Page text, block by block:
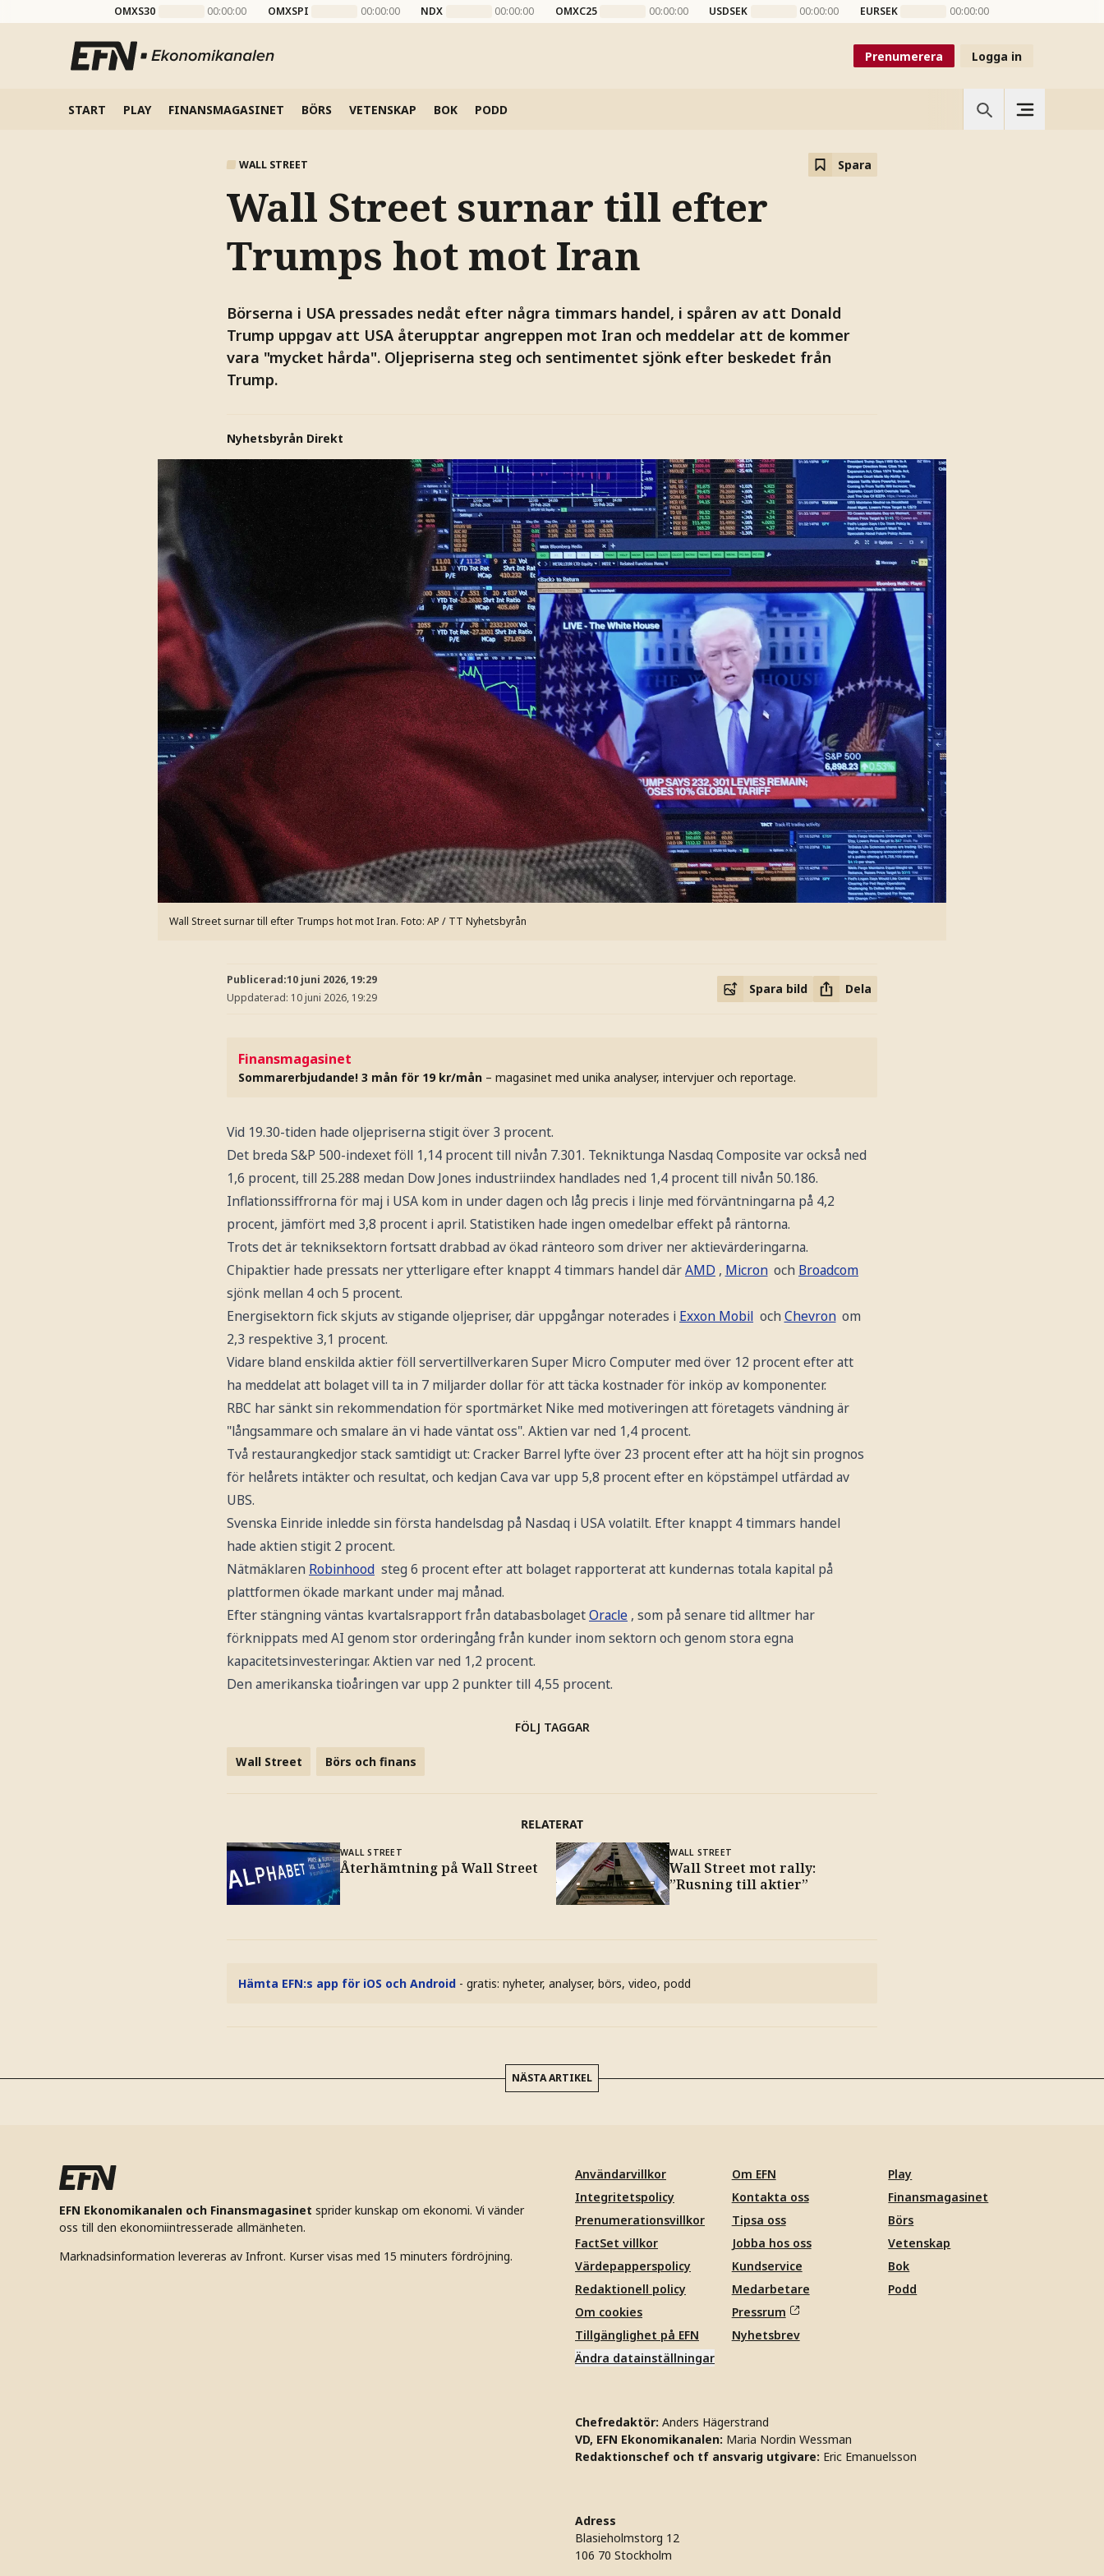
OMXS30 00:00:00 OMXSPI 00:00:00 NDX 00:00:00 OMXC25 00:00:00 USDSEK 00:00:00 EURSEK 00:00:00
Prenumerera Logga in
START PLAY FINANSMAGASINET BÖRS VETENSKAP BOK PODD
WALL STREET Spara
Wall Street surnar till efter
Trumps hot mot Iran
Börserna i USA pressades nedåt efter några timmars handel, i spåren av att Donald
Trump uppgav att USA återupptar angreppen mot Iran och meddelar att de kommer
vara "mycket hårda". Oljepriserna steg och sentimentet sjönk efter beskedet från
Trump.
Nyhetsbyrån Direkt
Wall Street surnar till efter Trumps hot mot Iran. Foto: AP / TT Nyhetsbyrån
Publicerad:10 juni 2026, 19:29
Uppdaterad: 10 juni 2026, 19:29
Spara bild Dela
Finansmagasinet
Sommarerbjudande! 3 mån för 19 kr/mån – magasinet med unika analyser, intervjuer och reportage.
Vid 19.30-tiden hade oljepriserna stigit över 3 procent.
Det breda S&P 500-indexet föll 1,14 procent till nivån 7.301. Tekniktunga Nasdaq Composite var också ned
1,6 procent, till 25.288 medan Dow Jones industriindex handlades ned 1,4 procent till nivån 50.186.
Inflationssiffrorna för maj i USA kom in under dagen och låg precis i linje med förväntningarna på 4,2
procent, jämfört med 3,8 procent i april. Statistiken hade ingen omedelbar effekt på räntorna.
Trots det är tekniksektorn fortsatt drabbad av ökad ränteoro som driver ner aktievärderingarna.
Chipaktier hade pressats ner ytterligare efter knappt 4 timmars handel därAMD , Micron och Broadcom
sjönk mellan 4 och 5 procent.
Energisektorn fick skjuts av stigande oljepriser, där uppgångar noterades i Exxon Mobil ochChevron om
2,3 respektive 3,1 procent.
Vidare bland enskilda aktier föll servertillverkaren Super Micro Computer med över 12 procent efter att
ha meddelat att bolaget vill ta in 7 miljarder dollar för att täcka kostnader för inköp av komponenter.
RBC har sänkt sin rekommendation för sportmärket Nike med motiveringen att företagets vändning är
"långsammare och smalare än vi hade väntat oss". Aktien var ned 1,4 procent.
Två restaurangkedjor stack samtidigt ut: Cracker Barrel lyfte över 23 procent efter att ha höjt sin prognos
för helårets intäkter och resultat, och kedjan Cava var upp 5,8 procent efter en köpstämpel utfärdad av
UBS.
Svenska Einride inledde sin första handelsdag på Nasdaq i USA volatilt. Efter knappt 4 timmars handel
hade aktien stigit 2 procent.
Nätmäklaren Robinhood steg 6 procent efter att bolaget rapporterat att kundernas totala kapital på
plattformen ökade markant under maj månad.
Efter stängning väntas kvartalsrapport från databasbolagetOracle , som på senare tid alltmer har
förknippats med AI genom stor orderingång från kunder inom sektorn och genom stora egna
kapacitetsinvesteringar. Aktien var ned 1,2 procent.
Den amerikanska tioåringen var upp 2 punkter till 4,55 procent.
FÖLJ TAGGAR
Wall Street Börs och finans
RELATERAT
WALL STREET
Återhämtning på Wall Street
WALL STREET
Wall Street mot rally:
”Rusning till aktier”
Hämta EFN:s app för iOS och Android - gratis: nyheter, analyser, börs, video, podd
NÄSTA ARTIKEL
EFN Ekonomikanalen och Finansmagasinet sprider kunskap om ekonomi. Vi vänder
oss till den ekonomiintresserade allmänheten.
Marknadsinformation levereras av Infront. Kurser visas med 15 minuters fördröjning.
Användarvillkor
Integritetspolicy
Prenumerationsvillkor
FactSet villkor
Värdepapperspolicy
Redaktionell policy
Om cookies
Tillgänglighet på EFN
Ändra datainställningar
Om EFN
Kontakta oss
Tipsa oss
Jobba hos oss
Kundservice
Medarbetare
Pressrum
Nyhetsbrev
Play
Finansmagasinet
Börs
Vetenskap
Bok
Podd
Chefredaktör: Anders Hägerstrand
VD, EFN Ekonomikanalen: Maria Nordin Wessman
Redaktionschef och tf ansvarig utgivare: Eric Emanuelsson
Adress
Blasieholmstorg 12
106 70 Stockholm